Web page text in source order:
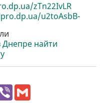
zTn22IvLR
u2toAsbB-
Днепре найти
V